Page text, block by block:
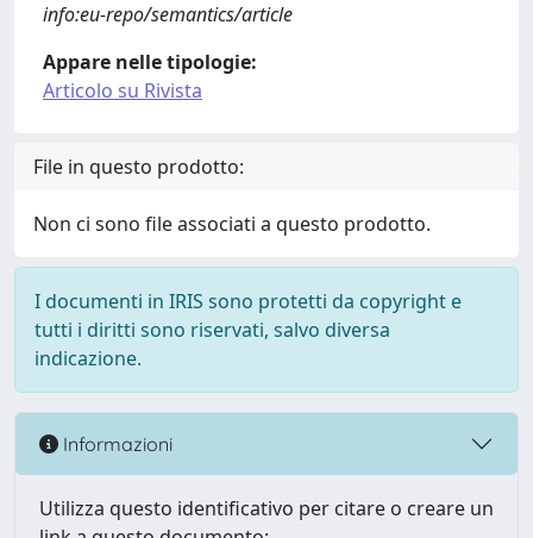
info:eu-repo/semantics/article
Appare nelle tipologie:
Articolo su Rivista
File in questo prodotto:
Non ci sono file associati a questo prodotto.
I documenti in IRIS sono protetti da copyright e
tutti i diritti sono riservati, salvo diversa
indicazione.
Informazioni
Utilizza questo identificativo per citare o creare un